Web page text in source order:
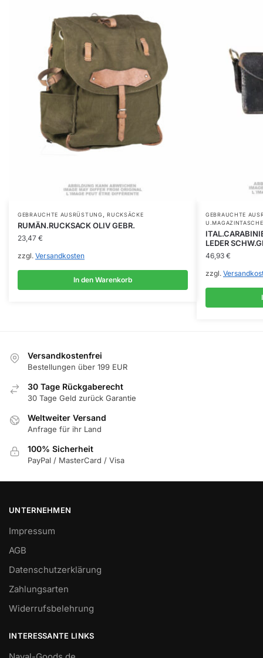
GEBRAUCHTE AUSRÜSTUNG,RUCKSÄCKE
RUMÄN.RUCKSACK OLIV GEBR.
23,47 €
zzgl. Versandkosten
In den Warenkorb
GEBRAUCHTE
LEDER
46,93 €
zzgl.
Versandkostenfrei
Bestellungen über 199 EUR
30 Tage Rückgaberecht
30 Tage Geld zurück Garantie
Weltweiter Versand
Anfrage für ihr Land
100% Sicherheit
PayPal / MasterCard / Visa
UNTERNEHMEN
Impressum
AGB
Datenschutzerklärung
Zahlungsarten
Widerrufsbelehrung
INTERESSANTE LINKS